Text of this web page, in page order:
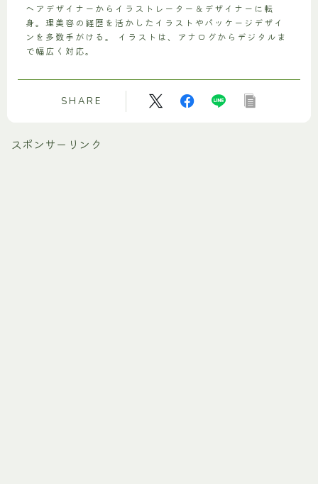
ヘアデザイナーからイラストレーター＆デザイナーに転
身。理美容の経歴を活かしたイラストやパッケージデザイ
ンを多数手がける。 イラストは、アナログからデジタルま
で幅広く対応。
SHARE
スポンサーリンク